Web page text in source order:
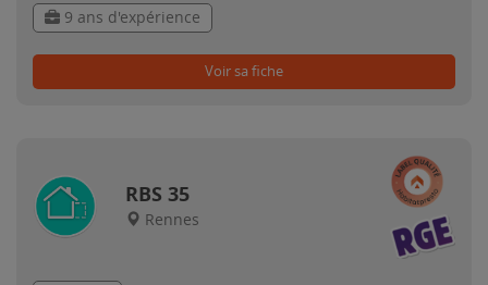
9 ans d'expérience
Voir sa fiche
RBS 35
Rennes